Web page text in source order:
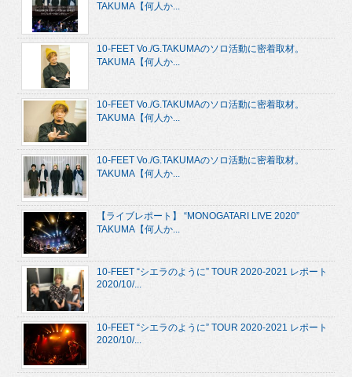
TAKUMA【何人か...
10-FEET Vo./G.TAKUMAのソロ活動に密着取材。
TAKUMA【何人か...
10-FEET Vo./G.TAKUMAのソロ活動に密着取材。
TAKUMA【何人か...
10-FEET Vo./G.TAKUMAのソロ活動に密着取材。
TAKUMA【何人か...
【ライブレポート】 “MONOGATARI LIVE 2020”
TAKUMA【何人か...
10-FEET “シエラのように” TOUR 2020-2021 レポート
2020/10/...
10-FEET “シエラのように” TOUR 2020-2021 レポート
2020/10/...